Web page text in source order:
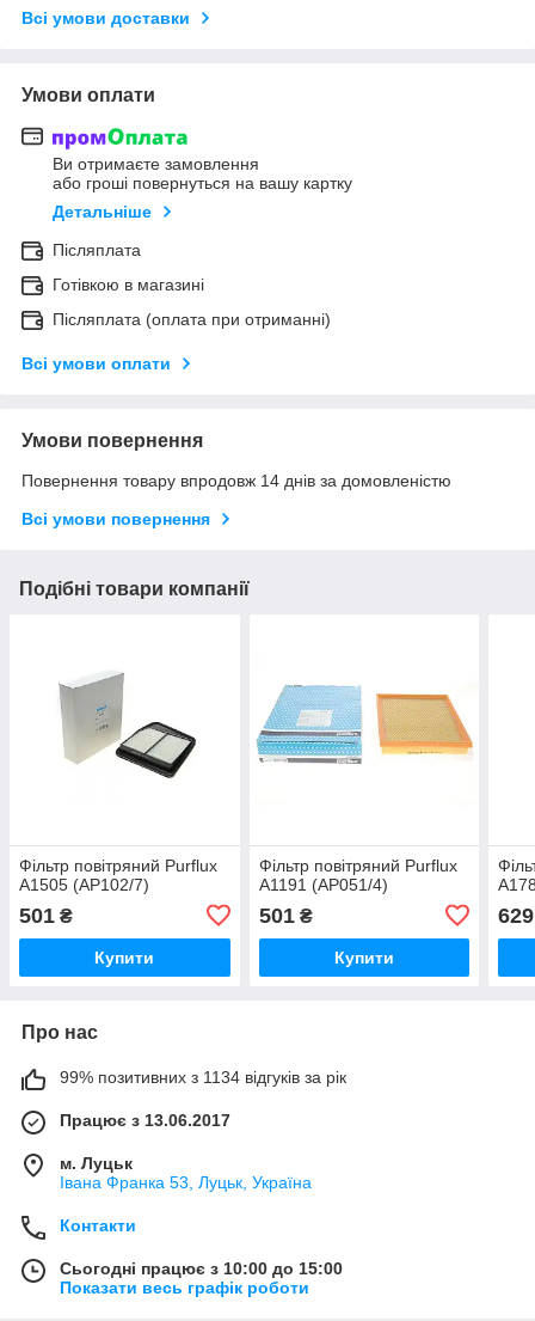
Всі умови доставки
Умови оплати
Ви отримаєте замовлення
або гроші повернуться на вашу картку
Детальніше
Післяплата
Готівкою в магазині
Післяплата (оплата при отриманні)
Всі умови оплати
Умови повернення
Повернення товару впродовж 14 днів за домовленістю
Всі умови повернення
Подібні товари компанії
Фільтр повітряний Purflux
A1505 (AP102/7)
501 ₴
Купити
Фільтр повітряний Purflux
A1191 (AP051/4)
501₴
Купити
629
Про нас
99% позитивних з 1134 відгуків за рік
Працює з 13.06.2017
м. Луцьк
Івана Франка 53, Луцьк, Україна
Контакти
Сьогодні працює з 10:00 до 15:00
Показати весь графік роботи